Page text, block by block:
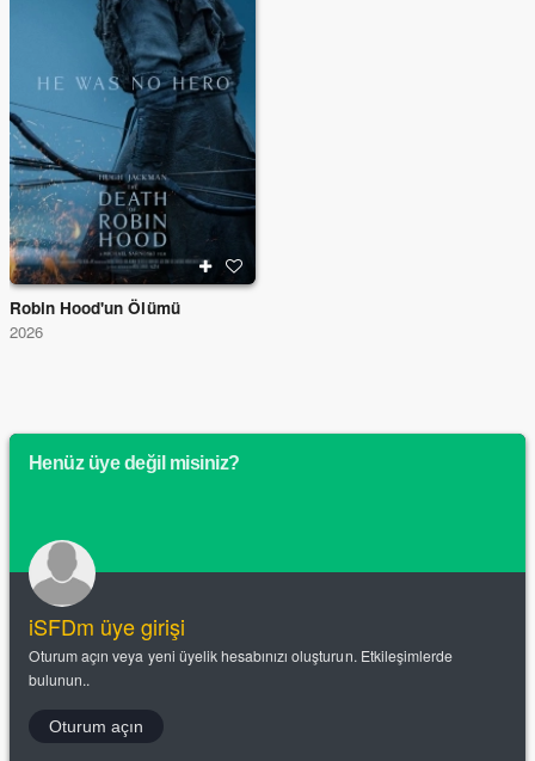
Robin Hood'un Ölümü
2026
Henüz üye değil misiniz?
iSFDm üye girişi
Oturum açın veya yeni üyelik hesabınızı oluşturun. Etkileşimlerde
bulunun..
Oturum açın